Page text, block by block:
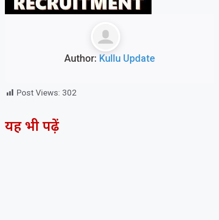
Author: Kullu Update
Post Views: 302
यह भी पढ़ें